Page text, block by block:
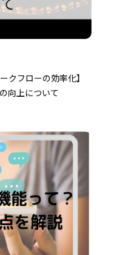
クフローの効率化】
向上について